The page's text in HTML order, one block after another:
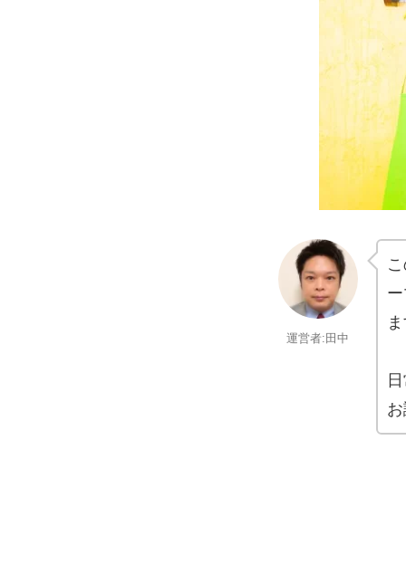
運営者:田中